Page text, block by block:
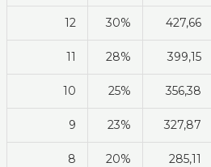
12 30% 427,66
11 28% 399,15
10 25% 356,38
9 23% 327,87
8 20% 285,11